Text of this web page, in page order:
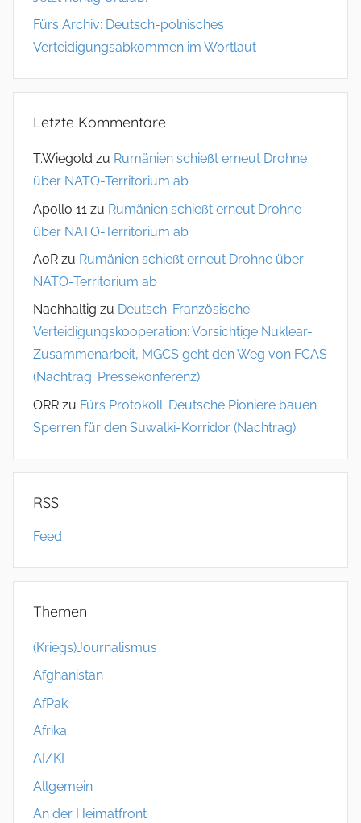
Fürs Archiv: Deutsch-polnisches
Verteidigungsabkommen im Wortlaut
Letzte Kommentare
T.Wiegold zu Rumänien schießt erneut Drohne
über NATO-Territorium ab
Apollo 11 zu Rumänien schießt erneut Drohne
über NATO-Territorium ab
AoR zu Rumänien schießt erneut Drohne über
NATO-Territorium ab
Nachhaltig zu Deutsch-Französische
Verteidigungskooperation: Vorsichtige Nuklear-
Zusammenarbeit, MGCS geht den Weg von FCAS
(Nachtrag: Pressekonferenz)
ORR zu Fürs Protokoll: Deutsche Pioniere bauen
Sperren für den Suwalki-Korridor (Nachtrag)
RSS
Feed
Themen
(Kriegs)Journalismus
Afghanistan
AfPak
Afrika
AI/KI
Allgemein
An der Heimatfront